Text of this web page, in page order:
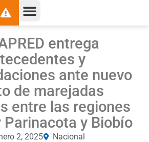
entrega
y
ante nuevo
de marejadas
entre las regiones
Parinacota y Biobío
2, 2025 Nacional